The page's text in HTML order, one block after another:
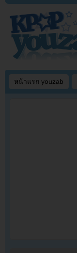
หน้าแรก youzab